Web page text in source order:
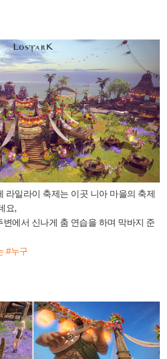
라일라이 축제는 이곳 니아 마을의 축제
요,
에서 신나게 춤 연습을 하며 막바지 준
#누구